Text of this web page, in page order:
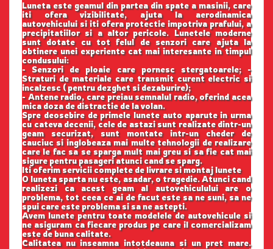
Luneta este geamul din partea din spate a masinii, care
iti ofera vizibilitate, ajuta la aerodinamica
autovehicului si iti ofera protectie impotriva prafului, a
precipitatiilor si a altor pericole. Lunetele moderne
sunt dotate cu tot felul de senzori care ajuta la
obtinere unei experiente cat mai interesante in timpul
condusului:
- Senzori de ploaie care pornesc stergatoarele; -
Straturi de materiale care transmit curent electric si
incalzesc ( pentru dezghet si dezaburire);
- Antene radio, care preiau semnalul radio, oferind acea
mica doza de distractie de la volan.
Spre deosebire de primele lunete auto aparute in urma
cu cateva decenii, cele de astazi sunt realizate dintr-un
geam securizat, sunt montate intr-un cheder de
cauciuc si inglobeaza mai multe tehnologii de realizare
care le fac sa se sparga mult mai greu si sa fie cat mai
sigure pentru pasageri atunci cand se sparg.
Iti oferim servicii complete de livrare si montaj lunete
O luneta sparta nu este, asadar, o tragedie. Atunci cand
realizezi ca acest geam al autovehiculului are o
problema, tot ceea ce ai de facut este sa ne suni, sa ne
spui care este problema si sa ne astepti.
Avem lunete pentru toate modelele de autovehicule si
ne asiguram ca fiecare produs pe care il comercializam
este de buna calitate.
Calitatea nu inseamna intotdeauna si un pret mare.